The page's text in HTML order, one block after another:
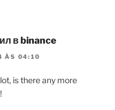
в binance
ÀS 04:10
is there any more